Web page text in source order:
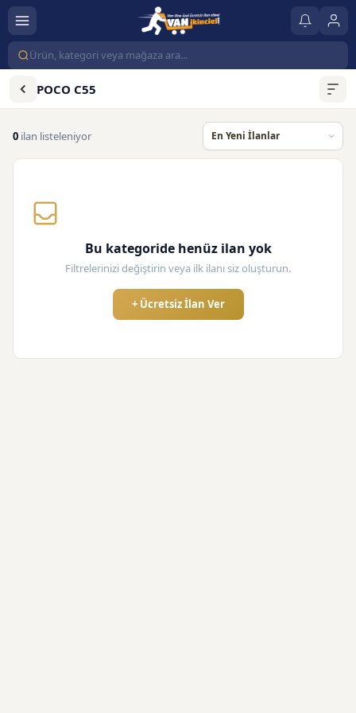
POCO C55
0 ilan listeleniyor
Bu kategoride henüz ilan yok
Filtrelerinizi değiştirin veya ilk ilanı siz oluşturun.
+ Ücretsiz İlan Ver